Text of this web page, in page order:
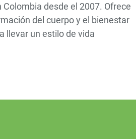
desde el 2007. Ofrece
del cuerpo y el bienestar
llevar un estilo de vida